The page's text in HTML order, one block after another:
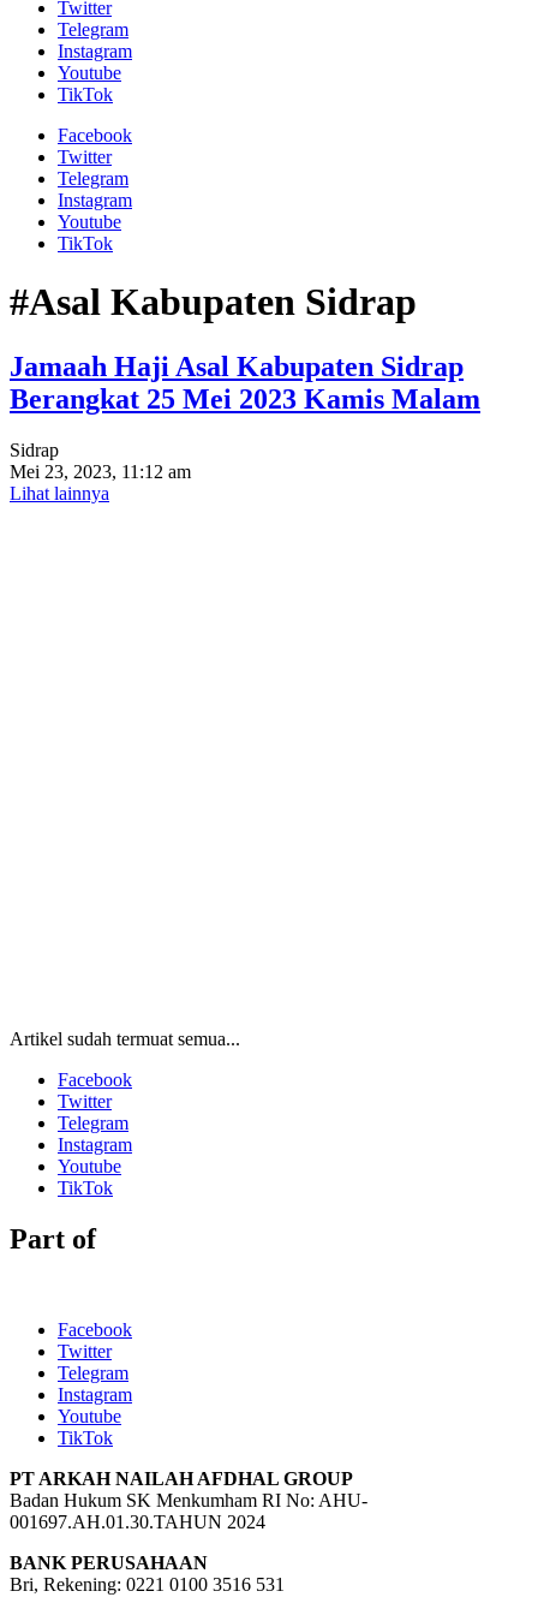
Twitter
Telegram
Instagram
Youtube
TikTok
Facebook
Twitter
Telegram
Instagram
Youtube
TikTok
#Asal Kabupaten Sidrap
Jamaah Haji Asal Kabupaten Sidrap
Berangkat 25 Mei 2023 Kamis Malam
Sidrap
Mei 23, 2023, 11:12 am
Lihat lainnya
Artikel sudah termuat semua...
Facebook
Twitter
Telegram
Instagram
Youtube
TikTok
Part of
Facebook
Twitter
Telegram
Instagram
Youtube
TikTok
PT ARKAH NAILAH AFDHAL GROUP
Badan Hukum SK Menkumham RI No: AHU-
001697.AH.01.30.TAHUN 2024
BANK PERUSAHAAN
Bri, Rekening: 0221 0100 3516 531